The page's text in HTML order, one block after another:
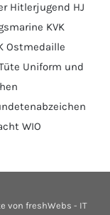
Hitlerjugend HJ
KVK
Ostmedaille
Uniform und
WIO
von freshWebs - IT